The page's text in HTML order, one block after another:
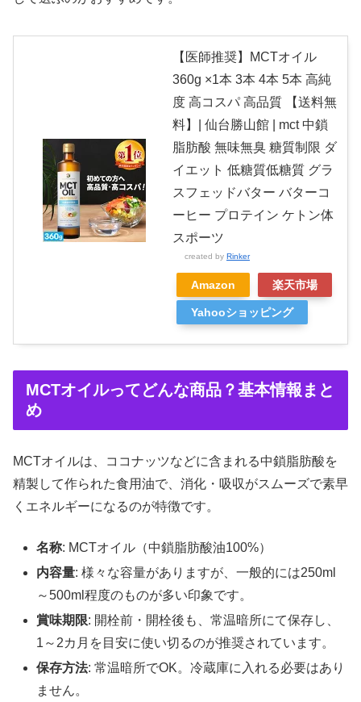
【医師推奨】MCTオイル
360g ×1本 3本 4本 5本 高純
度 高コスパ 高品質 【送料無
料】| 仙台勝山館 | mct 中鎖
脂肪酸 無味無臭 糖質制限 ダ
イエット 低糖質低糖質 グラ
スフェッドバター バターコ
ーヒー プロテイン ケトン体
スポーツ
created by Rinker
Amazon 楽天市場
Yahooショッピング
MCTオイルってどんな商品？基本情報まと
め
MCTオイルは、ココナッツなどに含まれる中鎖脂肪酸を
精製して作られた食用油で、消化・吸収がスムーズで素早
くエネルギーになるのが特徴です。
名称: MCTオイル（中鎖脂肪酸油100%）
内容量: 様々な容量がありますが、一般的には250ml
～500ml程度のものが多い印象です。
賞味期限: 開栓前・開栓後も、常温暗所にて保存し、
1～2カ月を目安に使い切るのが推奨されています。
保存方法: 常温暗所でOK。冷蔵庫に入れる必要はあり
ません。